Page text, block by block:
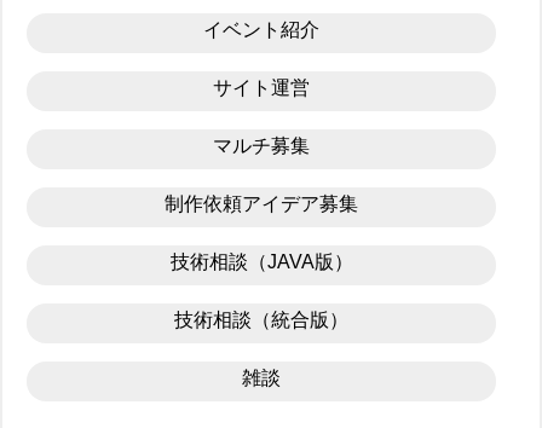
イベント紹介
サイト運営
マルチ募集
制作依頼アイデア募集
技術相談（JAVA版）
技術相談（統合版）
雑談